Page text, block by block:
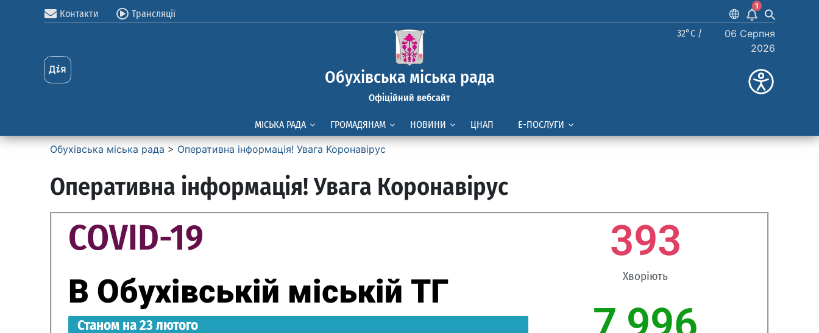
Контакти Трансляції
1
Обухівська міська рада
Офіційний вебсайт
32°C /
06 Серпня
2026
МІСЬКА РАДА ГРОМАДЯНАМ НОВИНИ ЦНАП Е-ПОСЛУГИ
Обухівська міська рада > Оперативна інформація! Увага Коронавірус
Оперативна інформація! Увага Коронавірус
COVID-19
В Обухівській міській ТГ
Станом на 23 лютого
Хворіють
393